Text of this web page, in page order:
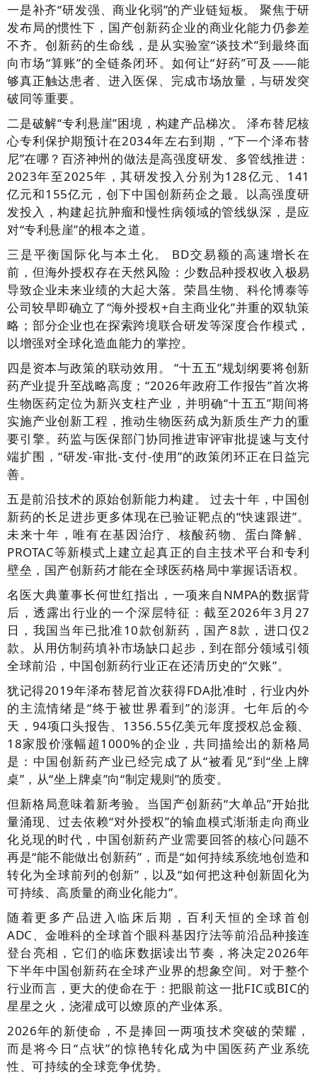
一是补齐“研发强、商业化弱”的产业链短板。 聚焦于研
发布局的惯性下，国产创新药企业的商业化能力仍参差
不齐。创新药的生命线，是从实验室“谈技术”到最终面
向市场“算账”的全链条闭环。如何让“好药”可及——能
够真正触达患者、进入医保、完成市场放量，与研发突
破同等重要。
二是破解“专利悬崖”困境，构建产品梯次。 泽布替尼核
心专利保护期预计在2034年左右到期，“下一个泽布替
尼”在哪？百济神州的做法是高强度研发、多管线推进：
2023年至2025年，其研发投入分别为128亿元、141
亿元和155亿元，创下中国创新药企之最。以高强度研
发投入，构建起抗肿瘤和慢性病领域的管线纵深，是应
对“专利悬崖”的根本之道。
三是平衡国际化与本土化。 BD交易额的高速增长在
前，但海外授权存在天然风险：少数品种授权收入极易
导致企业未来业绩的大起大落。荣昌生物、科伦博泰等
公司较早即确立了“海外授权+自主商业化”并重的双轨策
略；部分企业也在探索跨境联合研发等深度合作模式，
以增强对全球化造血能力的掌控。
四是资本与政策的联动效用。 “十五五”规划纲要将创新
药产业提升至战略高度；“2026年政府工作报告”首次将
生物医药定位为新兴支柱产业，并明确“十五五”期间将
实施产业创新工程，推动生物医药成为新质生产力的重
要引擎。药监与医保部门协同推进审评审批提速与支付
端扩围，“研发-审批-支付-使用”的政策闭环正在日益完
善。
五是前沿技术的原始创新能力构建。 过去十年，中国创
新药的长足进步更多体现在已验证靶点的“快速跟进”。
未来十年，唯有在基因治疗、核酸药物、蛋白降解、
PROTAC等新模式上建立起真正的自主技术平台和专利
壁垒，国产创新药才能在全球医药格局中掌握话语权。
名医大典董事长何世红指出，一项来自NMPA的数据背
后，透露出行业的一个深层特征：截至2026年3月27
日，我国当年已批准10款创新药，国产8款，进口仅2
款。从用仿制药填补市场缺口起步，到在部分领域引领
全球前沿，中国创新药行业正在还清历史的“欠账”。
犹记得2019年泽布替尼首次获得FDA批准时，行业内外
的主流情绪是“终于被世界看到”的澎湃。七年后的今
天，94项口头报告、1356.55亿美元年度授权总金额、
18家股价涨幅超1000%的企业，共同描绘出的新格局
是：中国创新药产业已经完成了从“被看见”到“坐上牌
桌”，从“坐上牌桌”向“制定规则”的质变。
但新格局意味着新考验。当国产创新药“大单品”开始批
量涌现、过去依赖“对外授权”的输血模式渐渐走向商业
化兑现的时代，中国创新药产业需要回答的核心问题不
再是“能不能做出创新药”，而是“如何持续系统地创造和
转化为全球前列的创新”，以及“如何把这种创新固化为
可持续、高质量的商业化能力”。
随着更多产品进入临床后期，百利天恒的全球首创
ADC、金唯科的全球首个眼科基因疗法等前沿品种接连
登台亮相，它们的临床数据读出节奏，将决定2026年
下半年中国创新药在全球产业界的想象空间。对于整个
行业而言，更大的使命在于：把眼前这一批FIC或BIC的
星星之火，浇灌成可以燎原的产业体系。
2026年的新使命，不是捧回一两项技术突破的荣耀，
而是将今日“点状”的惊艳转化成为中国医药产业系统
性、可持续的全球竞争优势。